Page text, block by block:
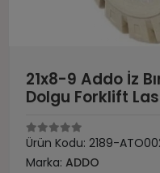
21x8-9 Addo İz
Dolgu Forklift
Ürün Kodu: 2189-
Marka: ADDO